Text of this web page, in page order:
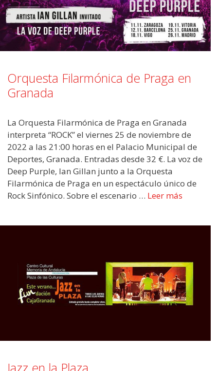
Orquesta Filarmónica de Praga en
Granada
La Orquesta Filarmónica de Praga en Granada
interpreta “ROCK” el viernes 25 de noviembre de
2022 a las 21:00 horas en el Palacio Municipal de
Deportes, Granada. Entradas desde 32 €. La voz de
Deep Purple, Ian Gillan junto a la Orquesta
Filarmónica de Praga en un espectáculo único de
Rock Sinfónico. Sobre el escenario … Leer más
Jazz en la Plaza